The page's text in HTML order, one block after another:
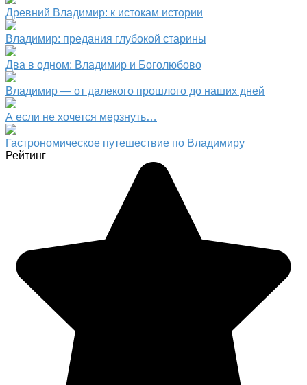
Древний Владимир: к истокам истории
Владимир: предания глубокой старины
Два в одном: Владимир и Боголюбово
Владимир — от далекого прошлого до наших дней
А если не хочется мерзнуть…
Гастрономическое путешествие по Владимиру
Рейтинг